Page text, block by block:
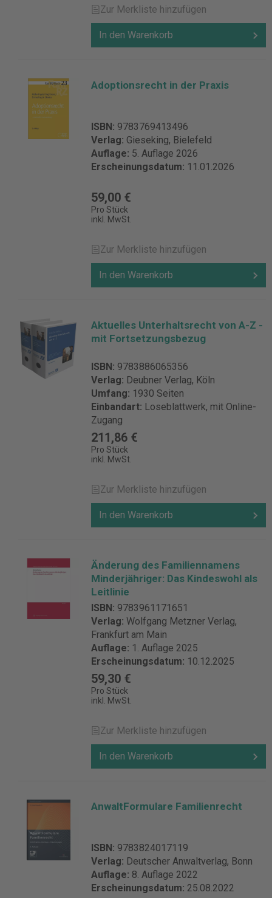
Zur Merkliste hinzufügen
In den Warenkorb
Adoptionsrecht in der Praxis
ISBN: 9783769413496
Verlag: Gieseking, Bielefeld
Auflage: 5. Auflage 2026
Erscheinungsdatum: 11.01.2026
59,00 €
Pro Stück
inkl. MwSt.
Zur Merkliste hinzufügen
In den Warenkorb
Aktuelles Unterhaltsrecht von A-Z -
mit Fortsetzungsbezug
ISBN: 9783886065356
Verlag: Deubner Verlag, Köln
Umfang: 1930 Seiten
Einbandart: Loseblattwerk, mit Online-
Zugang
211,86 €
Pro Stück
inkl. MwSt.
Zur Merkliste hinzufügen
In den Warenkorb
Änderung des Familiennamens
Minderjähriger: Das Kindeswohl als
Leitlinie
ISBN: 9783961171651
Verlag: Wolfgang Metzner Verlag,
Frankfurt am Main
Auflage: 1. Auflage 2025
Erscheinungsdatum: 10.12.2025
59,30 €
Pro Stück
inkl. MwSt.
Zur Merkliste hinzufügen
In den Warenkorb
AnwaltFormulare Familienrecht
ISBN: 9783824017119
Verlag: Deutscher Anwaltverlag, Bonn
Auflage: 8. Auflage 2022
Erscheinungsdatum: 25.08.2022